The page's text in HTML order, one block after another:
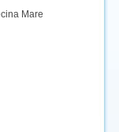
Mare